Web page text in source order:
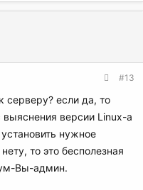
#13
серверу? если да, то
версии Linux-а
нужное
то это бесполезная
Вы-админ.